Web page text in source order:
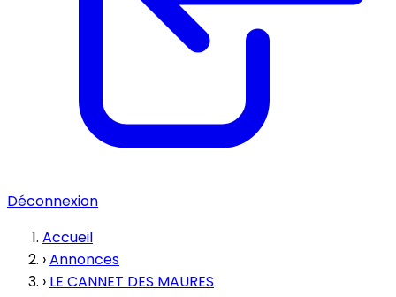
Déconnexion
Accueil
›Annonces
› LE CANNET DES MAURES